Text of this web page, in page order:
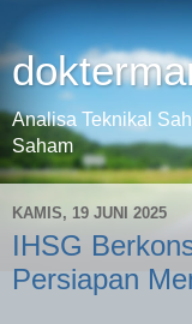
Analisa Teknikal
Saham
KAMIS, 19 JUNI 2025
IHSG
Persiapan